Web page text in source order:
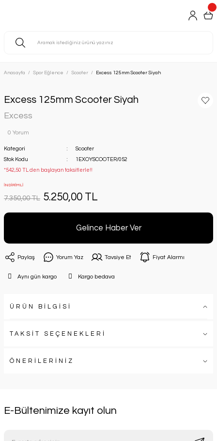
Anasayfa Spor Eğlence Scooter Excess 125mm Scooter Siyah
Excess 125mm Scooter Siyah
Excess
0 Yorum
Kategori
Scooter
Stok Kodu
1EXOYSCOOTER/052
*542,50 TL den başlayan taksitlerle!!
İNDİRİMLİ
7.350,00 TL 5.250,00 TL
Gelince Haber Ver
Paylaş Yorum Yaz Tavsiye Et Fiyat Alarmı
Aynı gün kargo Kargo bedava
ÜRÜN BİLGİSİ
TAKSİT SEÇENEKLERİ
ÖNERİLERİNİZ
E-Bültenimize kayıt olun